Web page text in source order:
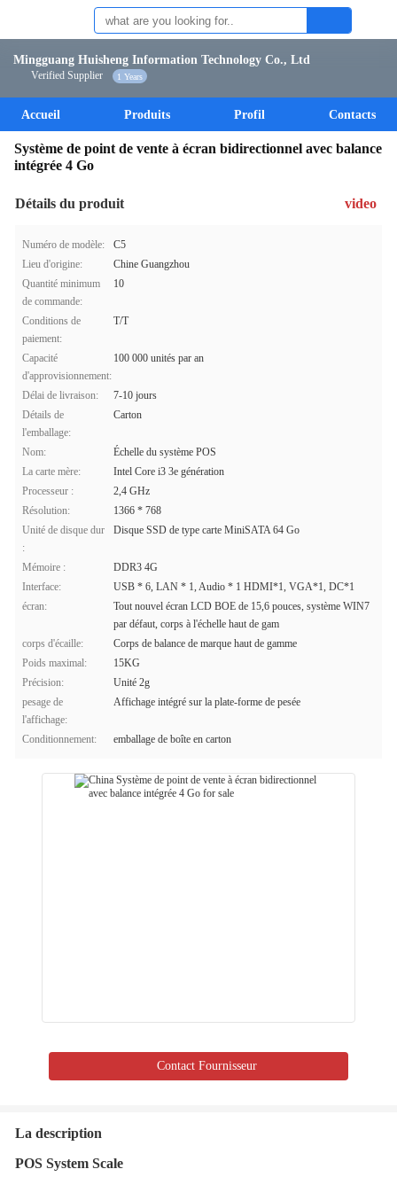
Mingguang Huisheng Information Technology Co., Ltd
Verified Supplier 1 Years
Accueil Produits Profil Contacts
Système de point de vente à écran bidirectionnel avec balance
intégrée 4 Go
Détails du produit video
Numéro de modèle:
C5
Lieu d'origine:
Chine Guangzhou
Quantité minimum
de commande:
10
Conditions de
paiement:
T/T
Capacité
d'approvisionnement:
100 000 unités par an
Délai de livraison:
7-10 jours
Détails de
l'emballage:
Carton
Nom:
Échelle du système POS
La carte mère:
Intel Core i3 3e génération
Processeur :
2,4 GHz
Résolution:
1366 * 768
Unité de disque dur
:
Disque SSD de type carte MiniSATA 64 Go
Mémoire :
DDR3 4G
Interface:
USB * 6, LAN * 1, Audio * 1 HDMI*1, VGA*1, DC*1
écran:
Tout nouvel écran LCD BOE de 15,6 pouces, système WIN7
par défaut, corps à l'échelle haut de gam
corps d'écaille:
Corps de balance de marque haut de gamme
Poids maximal:
15KG
Précision:
Unité 2g
pesage de
l'affichage:
Affichage intégré sur la plate-forme de pesée
Conditionnement: emballage de boîte en carton
Contact Fournisseur
La description
POS System Scale